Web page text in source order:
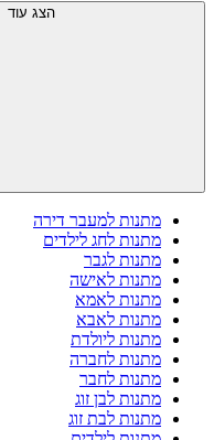
הצג עוד
מתנות למעבר דירה
מתנות לחג לילדים
מתנות לגבר
מתנות לאישה
מתנות לאמא
מתנות לאבא
מתנות ליולדת
מתנות לחברה
מתנות לחבר
מתנות לבן זוג
מתנות לבת זוג